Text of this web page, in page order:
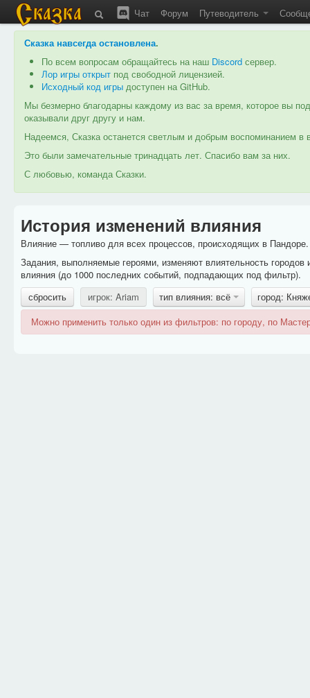
Чат Форум Путеводитель
Сказка навсегда остановлена.
По всем вопросам обращайтесь на наш Discord сервер.
Лор игры открыт под свободной лицензией.
Исходный код игры доступен на GitHub.
Мы безмерно благодарны каждому из вас за время, которое вы
оказывали друг другу и нам.
Надеемся, Сказка останется светлым и добрым воспоминанием
Это были замечательные тринадцать лет. Спасибо вам за них.
С любовью, команда Сказки.
История изменений влияния
Влияние — топливо для всех процессов, происходящих в
Задания, выполняемые героями, изменяют влиятельность
влияния (до 1000 последних событий, подпадающих под фильтр).
сбросить
игрок: Ariam тип влияния: всё
город:
Можно применить только один из фильтров: по городу, по